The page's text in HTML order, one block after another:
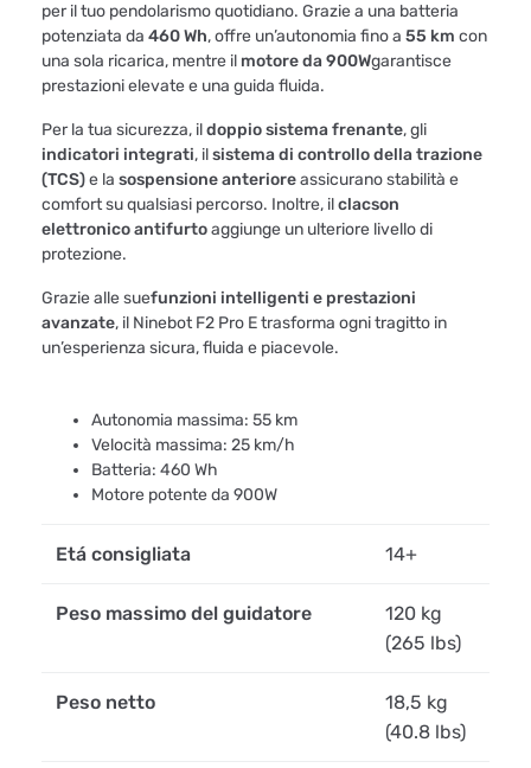
per il tuo pendolarismo quotidiano. Grazie a una batteria
potenziata da 460 Wh, offre un’autonomia fino a 55 km con
una sola ricarica, mentre il motore da 900Wgarantisce
prestazioni elevate e una guida fluida.
Per la tua sicurezza, ildoppio sistema frenante, gli
indicatori integrati, ilsistema di controllo della trazione
(TCS)e la sospensione anterioreassicurano stabilità e
comfort su qualsiasi percorso. Inoltre, ilclacson
elettronico antifurtoaggiunge un ulteriore livello di
protezione.
Grazie alle suefunzioni intelligenti e prestazioni
avanzate, il Ninebot F2 Pro E trasforma ogni tragitto in
un’esperienza sicura, fluida e piacevole.
Autonomia massima: 55 km
Velocità massima: 25 km/h
Batteria: 460 Wh
Motore potente da 900W
Etá consigliata 14+
Peso massimo del guidatore
120 kg
(265 lbs)
Peso netto
18,5 kg
(40.8 lbs)